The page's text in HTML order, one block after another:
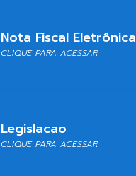
Nota Fiscal Eletrônica
CLIQUE PARA ACESSAR
Legislacao
CLIQUE PARA ACESSAR